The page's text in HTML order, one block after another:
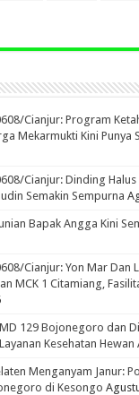
Cianjur: Program
Mekarmukti Kini Punya
Cianjur: Dinding Halus
Semakin Sempurna
Bapak Angga Kini
Cianjur: Yon Mar Dan
MCK 1 Citamiang,
129 Bojonegoro dan
Kesehatan Hewan
Menganyam Janur:
di Kesongo